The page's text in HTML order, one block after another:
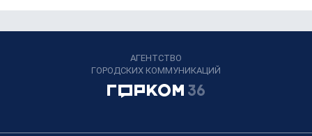
АГЕНТСТВО
ГОРОДСКИХ КОММУНИКАЦИЙ